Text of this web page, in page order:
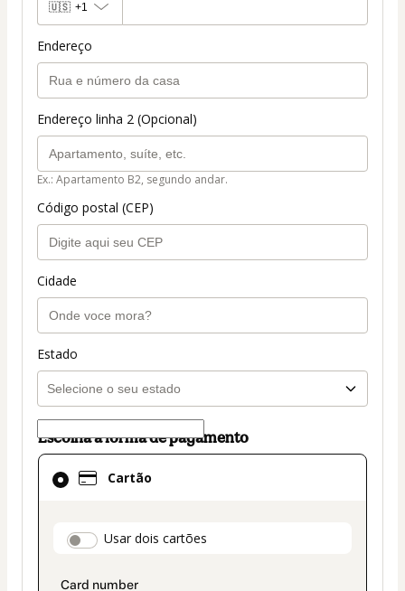
🇺🇸 +1
Endereço
Endereço linha 2 (Opcional)
Ex.: Apartamento B2, segundo andar.
Código postal (CEP)
Cidade
Estado
Escolha a forma de pagamento
Cartão
payment_data.section_title_v2
Usar dois cartões
Cartão
selecionado